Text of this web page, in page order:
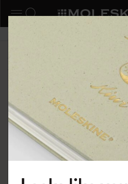
ナビゲーションの切
検索 (キーワード
6,500円以上のご購入
ーを閉じる
ショップ
カイエ ＆ ジャ
カイエ ジャーナル